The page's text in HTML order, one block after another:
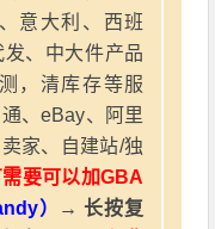
意大利、西班
、中大件产品
，清库存等服
、eBay、阿里
家、自建站/独
要可以加GBA
）
→ 长按复